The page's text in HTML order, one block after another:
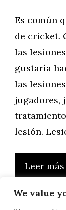
We value
Es común
de cricket.
las
gustaría
las
jugadores,
lesión.
Leer más